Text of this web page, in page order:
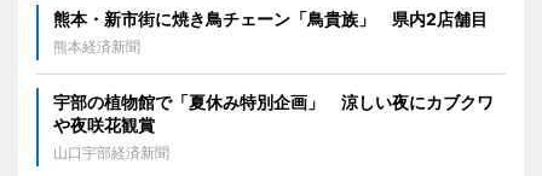
熊本・新市街に焼き鳥チェーン「鳥貴族」 県内2店舗目
熊本経済新聞
宇部の植物館で「夏休み特別企画」 涼しい夜にカブクワ
や夜咲花観賞
山口宇部経済新聞